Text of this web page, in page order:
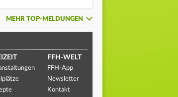
MEHR TOP-MELDUNGEN
FFH-WELT
FFH-App
Newsletter
Kontakt